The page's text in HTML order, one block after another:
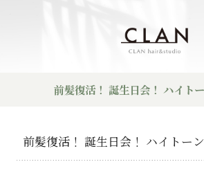
前髪復活！ 誕生日会！ ハイト
前髪復活！ 誕生日会！ ハイトー